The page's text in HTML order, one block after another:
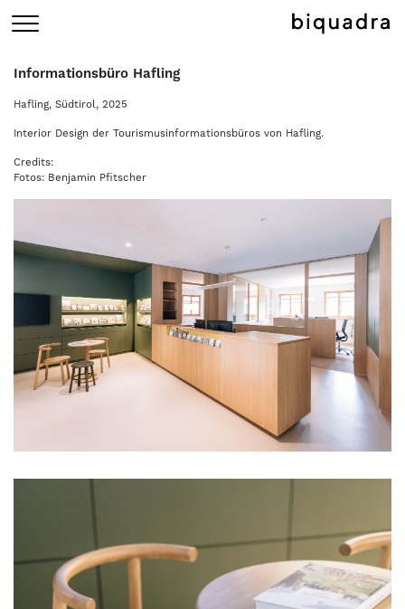
Informationsbüro Hafling
Hafling, Südtirol, 2025
Interior Design der Tourismusinformationsbüros von Hafling.
Credits:
Fotos: Benjamin Pfitscher